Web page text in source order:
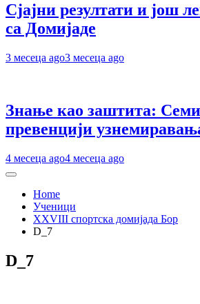
Сјајни резултати и још
са Домијаде
3 месеца ago3 месеца ago
Знање као заштита:
превенцији
4 месеца ago4 месеца ago
Home
Ученици
XXVIII спортска домијада Бор
D_7
D_7